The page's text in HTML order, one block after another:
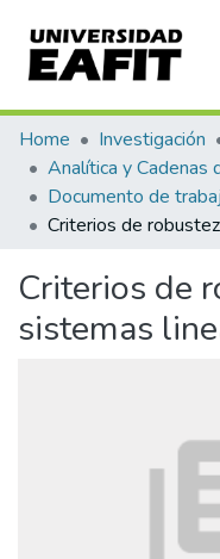
Communities &
All of DSpace
Statistics
Home Investigación
Criterios de
sistemas